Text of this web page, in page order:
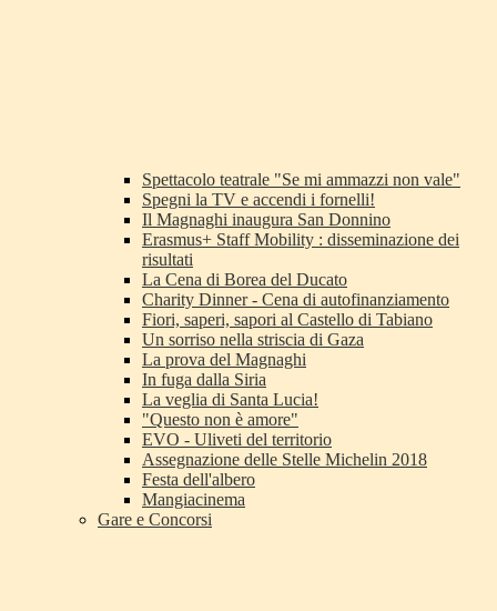
Spettacolo teatrale "Se mi ammazzi non vale"
Spegni la TV e accendi i fornelli!
Il Magnaghi inaugura San Donnino
Erasmus+ Staff Mobility : disseminazione dei
risultati
La Cena di Borea del Ducato
Charity Dinner - Cena di autofinanziamento
Fiori, saperi, sapori al Castello di Tabiano
Un sorriso nella striscia di Gaza
La prova del Magnaghi
In fuga dalla Siria
La veglia di Santa Lucia!
"Questo non è amore"
EVO - Uliveti del territorio
Assegnazione delle Stelle Michelin 2018
Festa dell'albero
Mangiacinema
Gare e Concorsi